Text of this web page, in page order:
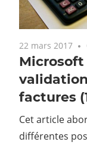
22 mars 2017
Microsoft
factures
Cet article
différentes